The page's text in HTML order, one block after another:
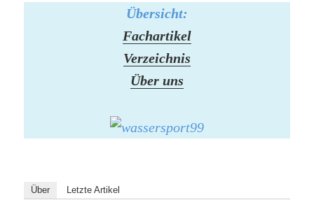
Übersicht:
Fachartikel
Verzeichnis
Über uns
Über Letzte Artikel